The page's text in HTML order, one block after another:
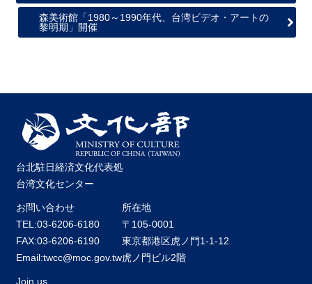
森美術館「1980～1990年代、台湾ビデオ・アートの
黎明期」開催
台北駐日経済文化代表処
台湾文化センター
お問い合わせ
TEL:03-6206-6180
FAX:03-6206-6190
Email:twcc@moc.gov.tw
所在地
〒105-0001
東京都港区虎ノ門1-1-12
虎ノ門ビル2階
Join us